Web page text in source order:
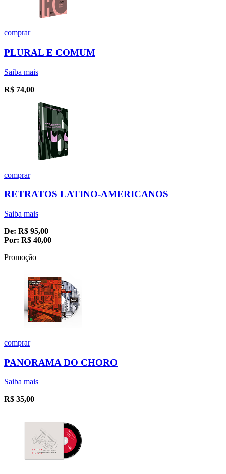
comprar
PLURAL E COMUM
Saiba mais
R$ 74,00
comprar
RETRATOS LATINO-AMERICANOS
Saiba mais
De: R$ 95,00
Por: R$ 40,00
Promoção
comprar
PANORAMA DO CHORO
Saiba mais
R$ 35,00